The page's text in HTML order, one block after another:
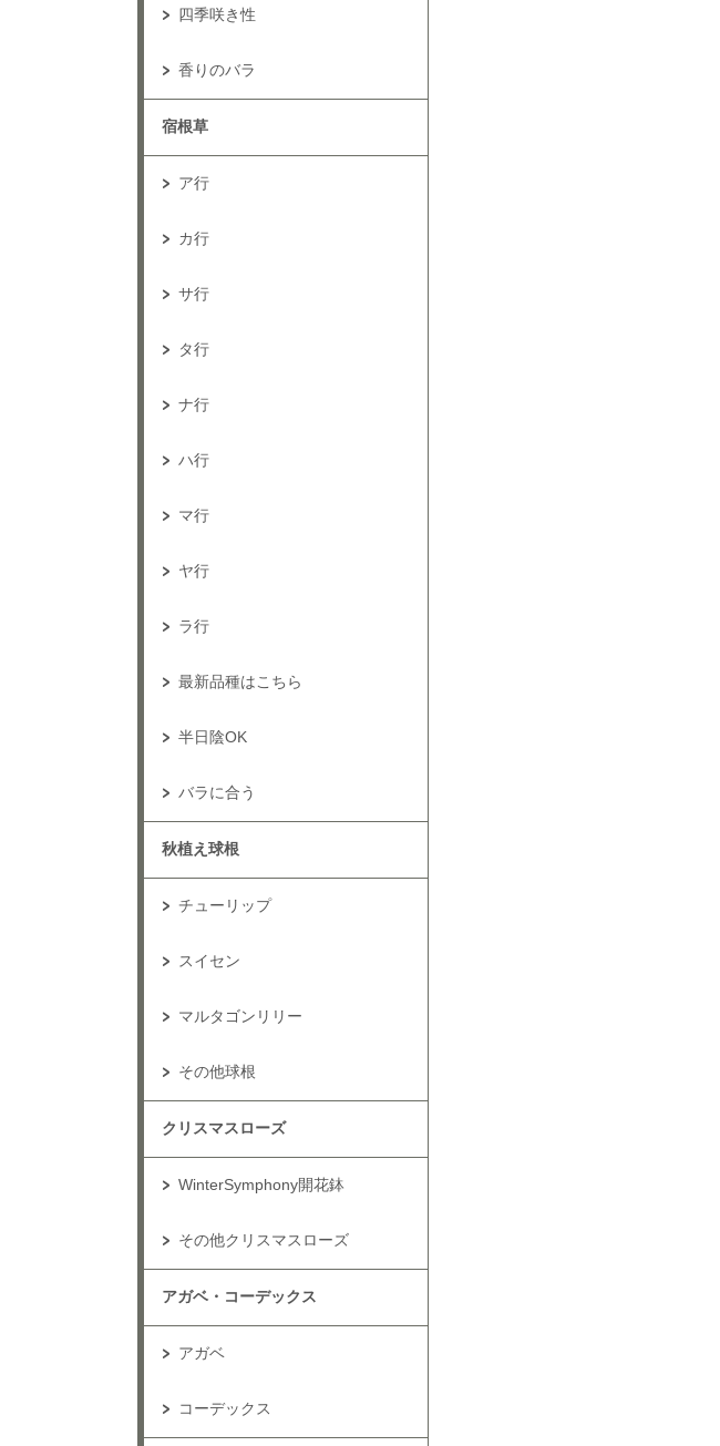
四季咲き性
香りのバラ
宿根草
ア行
カ行
サ行
タ行
ナ行
ハ行
マ行
ヤ行
ラ行
最新品種はこちら
半日陰OK
バラに合う
秋植え球根
チューリップ
スイセン
マルタゴンリリー
その他球根
クリスマスローズ
WinterSymphony開花鉢
その他クリスマスローズ
アガベ・コーデックス
アガベ
コーデックス